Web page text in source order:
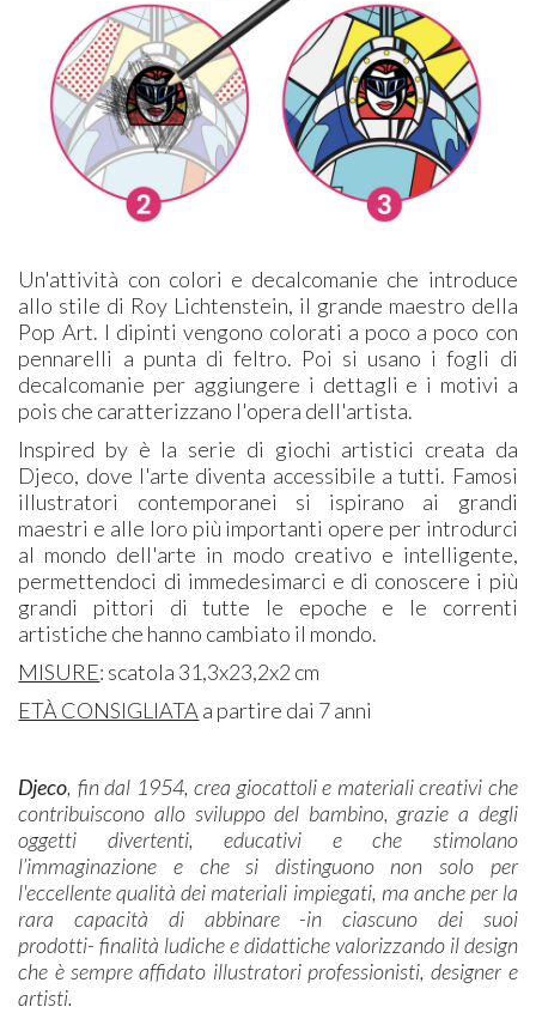
Un'attività con colori e decalcomanie che introduce
allo stile di Roy Lichtenstein, il grande maestro della
Pop Art. I dipinti vengono colorati a poco a poco con
pennarelli a punta di feltro. Poi si usano i fogli di
decalcomanie per aggiungere i dettagli e i motivi a
pois che caratterizzano l'opera dell'artista.
Inspired by è la serie di giochi artistici creata da
Djeco, dove l'arte diventa accessibile a tutti. Famosi
illustratori contemporanei si ispirano ai grandi
maestri e alle loro più importanti opere per introdurci
al mondo dell'arte in modo creativo e intelligente,
permettendoci di immedesimarci e di conoscere i più
grandi pittori di tutte le epoche e le correnti
artistiche che hanno cambiato il mondo.
MISURE: scatola 31,3x23,2x2 cm
ETÀ CONSIGLIATAa partire dai 7 anni
Djeco, fin dal 1954, crea giocattoli e materiali creativi che
contribuiscono allo sviluppo del bambino, grazie a degli
oggetti divertenti, educativi e che stimolano
l’immaginazione e che si distinguono non solo per
l'eccellente qualità dei materiali impiegati, ma anche per la
rara capacità di abbinare -in ciascuno dei suoi
prodotti- finalità ludiche e didattiche valorizzando il design
che è sempre affidato illustratori professionisti, designer e
artisti.